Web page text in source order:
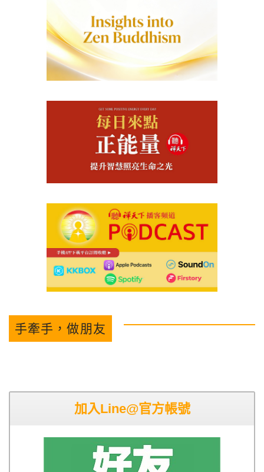
手牽手，做朋友
加入Line@官方帳號